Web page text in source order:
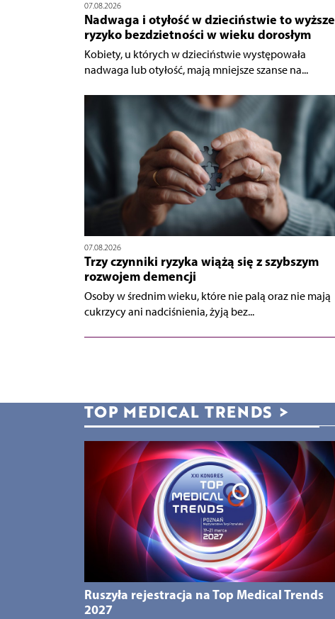
07.08.2026
Nadwaga i otyłość w dzieciństwie to wyższe
ryzyko bezdzietności w wieku dorosłym
Kobiety, u których w dzieciństwie występowała
nadwaga lub otyłość, mają mniejsze szanse na...
07.08.2026
Trzy czynniki ryzyka wiążą się z szybszym
rozwojem demencji
Osoby w średnim wieku, które nie palą oraz nie mają
cukrzycy ani nadciśnienia, żyją bez...
TOP MEDICAL TRENDS >
Ruszyła rejestracja na Top Medical Trends
2027